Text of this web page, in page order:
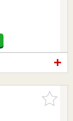
お気に入
りに追加